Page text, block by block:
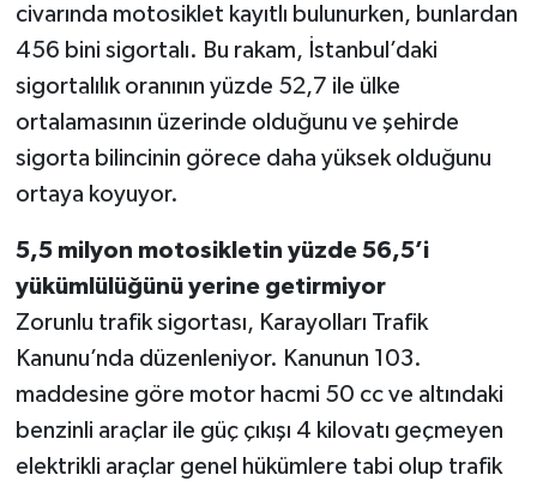
civarında motosiklet kayıtlı bulunurken, bunlardan
456 bini sigortalı. Bu rakam, İstanbul’daki
sigortalılık oranının yüzde 52,7 ile ülke
ortalamasının üzerinde olduğunu ve şehirde
sigorta bilincinin görece daha yüksek olduğunu
ortaya koyuyor.
5,5 milyon motosikletin yüzde 56,5’i
yükümlülüğünü yerine getirmiyor
Zorunlu trafik sigortası, Karayolları Trafik
Kanunu’nda düzenleniyor. Kanunun 103.
maddesine göre motor hacmi 50 cc ve altındaki
benzinli araçlar ile güç çıkışı 4 kilovatı geçmeyen
elektrikli araçlar genel hükümlere tabi olup trafik